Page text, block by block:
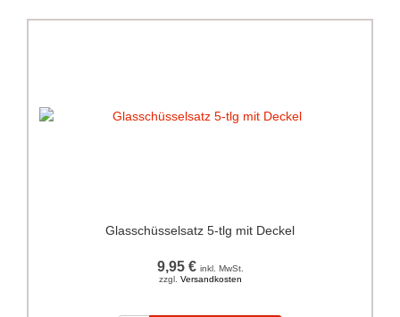
Glasschüsselsatz 5-tlg mit Deckel
9,95 € inkl. MwSt.
zzgl. Versandkosten